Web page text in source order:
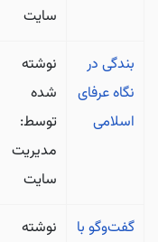
سایت
بندگی در
نگاه عرفای
اسلامی
نوشته
شده
توسط:
مدیریت
سایت
گفت‌وگو با
نوشته